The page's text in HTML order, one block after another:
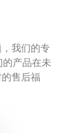
我们的专
产品在未
售后福